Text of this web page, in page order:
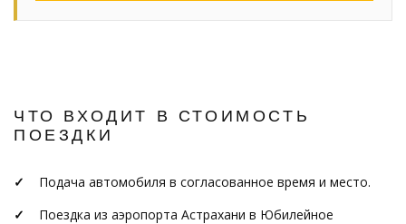
ЧТО ВХОДИТ В СТОИМОСТЬ
ПОЕЗДКИ
Подача автомобиля в согласованное время и место.
Поездка из аэропорта Астрахани в Юбилейное